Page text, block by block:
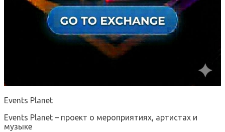
Events Planet
Events Planet – проект о мероприятиях, артистах и
музыке